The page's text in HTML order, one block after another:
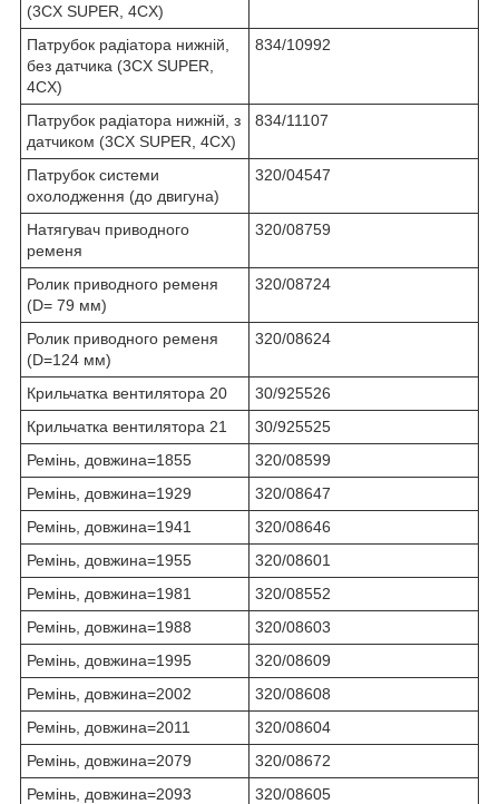
(3CX SUPER, 4CX)
Патрубок радіатора нижній,
без датчика (3CX SUPER,
4CX)
834/10992
Патрубок радіатора нижній, з
датчиком (3CX SUPER, 4CX)
834/11107
Патрубок системи
охолодження (до двигуна)
320/04547
Натягувач приводного
ременя
320/08759
Ролик приводного ременя
(D= 79 мм)
320/08724
Ролик приводного ременя
(D=124 мм)
320/08624
Крильчатка вентилятора 20
30/925526
Крильчатка вентилятора 21
30/925525
Ремінь, довжина=1855
320/08599
Ремінь, довжина=1929
320/08647
Ремінь, довжина=1941
320/08646
Ремінь, довжина=1955
320/08601
Ремінь, довжина=1981
320/08552
Ремінь, довжина=1988
320/08603
Ремінь, довжина=1995
320/08609
Ремінь, довжина=2002
320/08608
Ремінь, довжина=2011
320/08604
Ремінь, довжина=2079
320/08672
Ремінь, довжина=2093
320/08605